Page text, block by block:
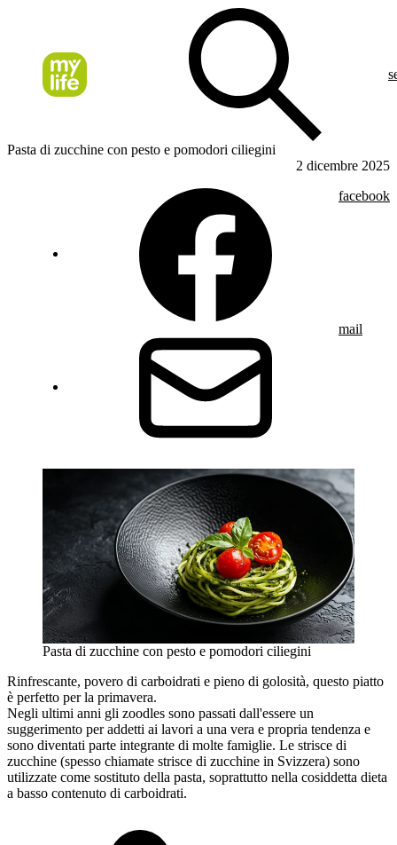
Pasta di zucchine con pesto e pomodori ciliegini
2 dicembre 2025
facebook
mail
Pasta di zucchine con pesto e pomodori ciliegini
Rinfrescante, povero di carboidrati e pieno di golosità, questo piatto
è perfetto per la primavera.
Negli ultimi anni gli zoodles sono passati dall'essere un
suggerimento per addetti ai lavori a una vera e propria tendenza e
sono diventati parte integrante di molte famiglie. Le strisce di
zucchine (spesso chiamate strisce di zucchine in Svizzera) sono
utilizzate come sostituto della pasta, soprattutto nella cosiddetta dieta
a basso contenuto di carboidrati.